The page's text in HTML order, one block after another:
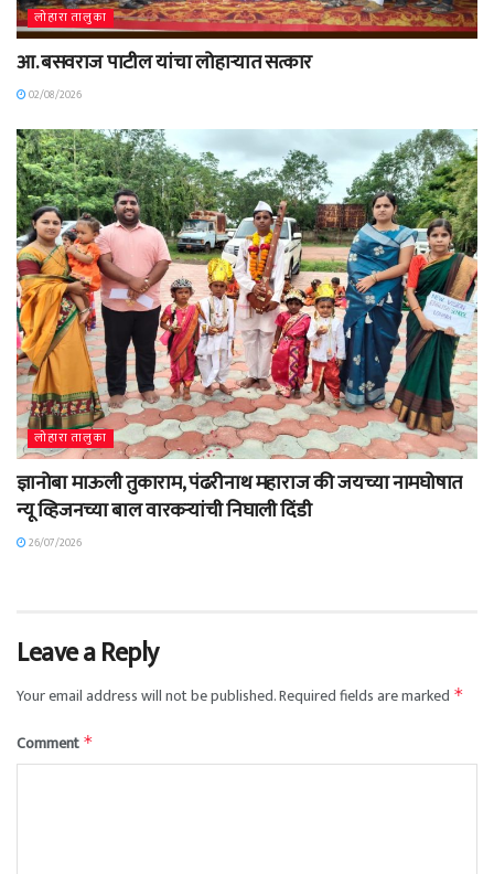
लोहारा तालुका
आ. बसवराज पाटील यांचा लोहाऱ्यात सत्कार
02/08/2026
लोहारा तालुका
ज्ञानोबा माऊली तुकाराम, पंढरीनाथ महाराज की जयच्या नामघोषात
न्यू व्हिजनच्या बाल वारकऱ्यांची निघाली दिंडी
26/07/2026
Leave a Reply
Your email address will not be published.Required fields are marked *
Comment *